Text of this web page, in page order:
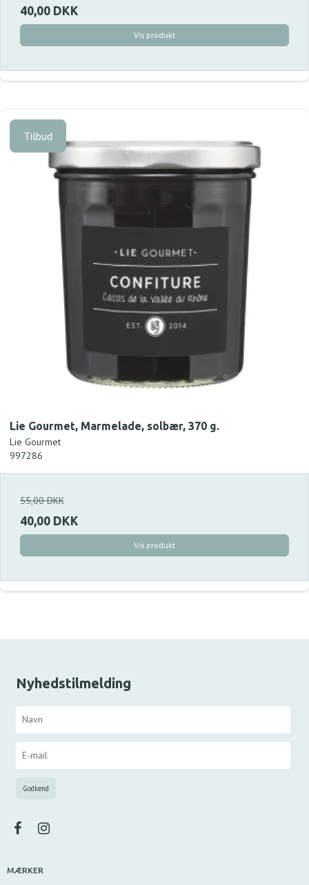
40,00 DKK
Vis produkt
Tilbud
Lie Gourmet, Marmelade, solbær, 370 g.
Lie Gourmet
997286
55,00 DKK
40,00 DKK
Vis produkt
Nyhedstilmelding
MÆRKER